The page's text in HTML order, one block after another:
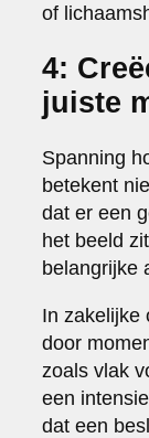
of
4:
juiste
Spanning
betekent
dat er een
het beeld
belangrijke
In zakelijke
door
zoals vlak
een
dat een